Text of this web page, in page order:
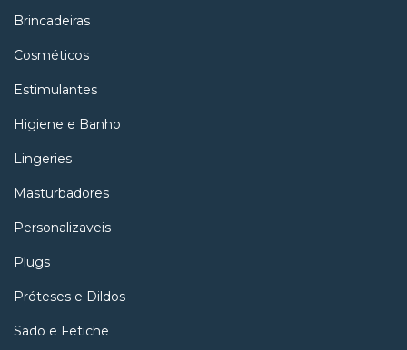
Brincadeiras
Cosméticos
Estimulantes
Higiene e Banho
Lingeries
Masturbadores
Personalizaveis
Plugs
Próteses e Dildos
Sado e Fetiche